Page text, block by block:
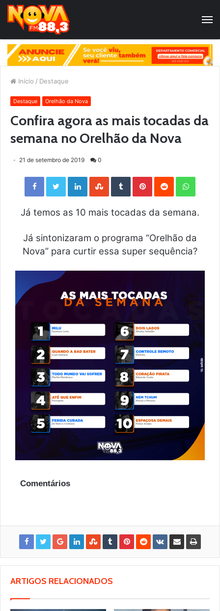
Início / Destaque
Destaque Orelhão da Nova
Confira agora as mais tocadas da
semana no Orelhão da Nova
21 de setembro de 2019 0
Facebook Twitter LinkedIn StumbleUpon Tumblr Pinterest Reddit
Já temos as 10 mais tocadas da semana.
Já sintonizaram o programa “Orelhão da
Nova” para curtir essa super sequência?
Comentários
ARTIGOS RELACIONADOS